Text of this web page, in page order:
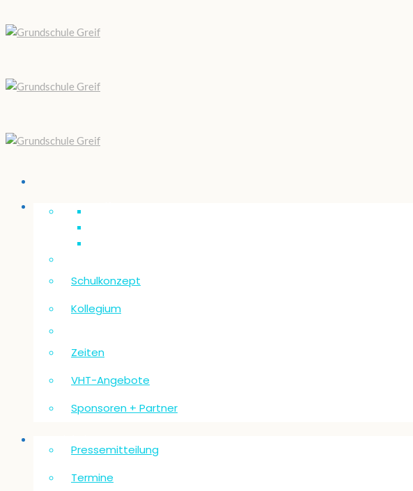
Unsere “Greif”
Schulkonzept
Kollegium
Zeiten
VHT-Angebote
Sponsoren + Partner
Pressemitteilung
Termine